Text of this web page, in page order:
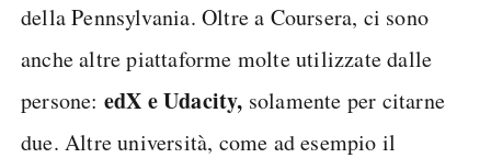
della Pennsylvania. Oltre a Coursera, ci sono
anche altre piattaforme molte utilizzate dalle
persone: edX e Udacity, solamente per citarne
due. Altre università, come ad esempio il